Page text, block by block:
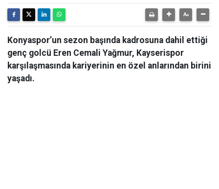
Konyaspor’un sezon başında kadrosuna dahil ettiği
genç golcü Eren Cemali Yağmur, Kayserispor
karşılaşmasında kariyerinin en özel anlarından birini
yaşadı.